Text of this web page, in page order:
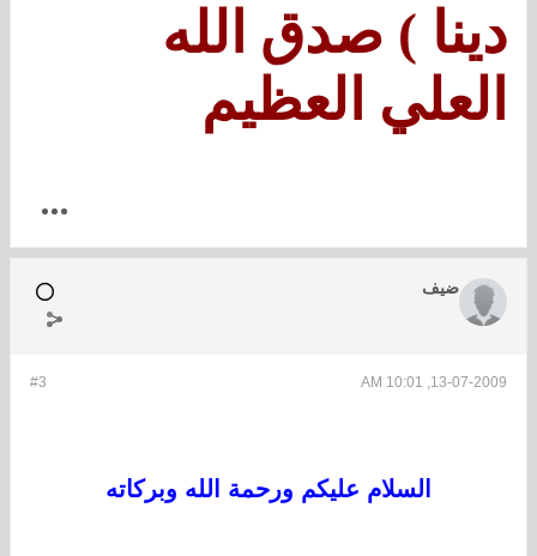
دينا ) صدق الله
العلي العظيم
ضيف
#3 13-07-2009, 10:01 AM
السلام عليكم ورحمة الله وبركاته